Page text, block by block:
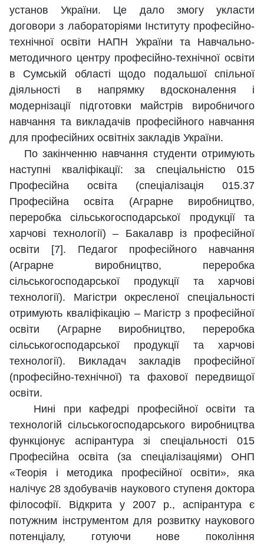
установ України. Це дало змогу укласти
договори з лабораторіями Інституту професійно-
технічної освіти НАПН України та Навчально-
методичного центру професійно-технічної освіти
в Сумській області щодо подальшої спільної
діяльності в напрямку вдосконалення і
модернізації підготовки майстрів виробничого
навчання та викладачів професійного навчання
для професійних освітніх закладів України.
По закінченню навчання студенти отримують
наступні кваліфікації: за спеціальністю 015
Професійна освіта (спеціалізація 015.37
Професійна освіта (Аграрне виробництво,
переробка сільськогосподарської продукції та
харчові технології) – Бакалавр із професійної
освіти [7]. Педагог професійного навчання
(Аграрне виробництво, переробка
сільськогосподарської продукції та харчові
технології). Магістри окресленої спеціальності
отримують кваліфікацію – Магістр з професійної
освіти (Аграрне виробництво, переробка
сільськогосподарської продукції та харчові
технології). Викладач закладів професійної
(професійно-технічної) та фахової передвищої
освіти.
Нині при кафедрі професійної освіти та
технологій сільськогосподарського виробництва
функціонує аспірантура зі спеціальності 015
Професійна освіта (за спеціалізаціями) ОНП
«Теорія і методика професійної освіти», яка
налічує 28 здобувачів наукового ступеня доктора
філософії. Відкрита у 2007 р., аспірантура є
потужним інструментом для розвитку наукового
потенціалу, готуючи нове покоління